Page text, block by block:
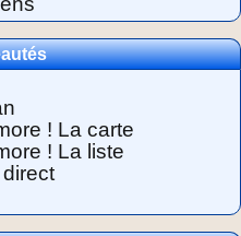
! La carte
! La liste